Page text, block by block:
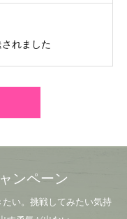
れました
ンペーン
い。挑戦してみたい気持